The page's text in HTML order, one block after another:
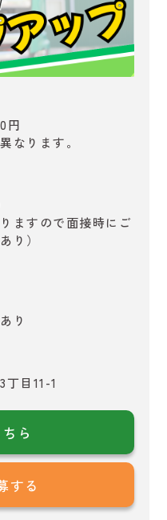
円
なります。
ますので面接時にご
り）
り
目11-1
ら
する